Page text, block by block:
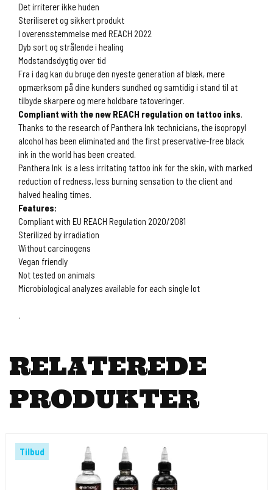
Det irriterer ikke huden
Steriliseret og sikkert produkt
I overensstemmelse med REACH 2022
Dyb sort og strålende i healing
Modstandsdygtig over tid
Fra i dag kan du bruge den nyeste generation af blæk, mere
opmærksom på dine kunders sundhed og samtidig i stand til at
tilbyde skarpere og mere holdbare tatoveringer.
Compliant with the new REACH regulation on tattoo inks
Thanks to the research of Panthera Ink technicians, the isopropyl
alcohol has been eliminated and the first preservative-free black
ink in the world has been created.
Panthera Ink is a less irritating tattoo ink for the skin, with marked
reduction of redness, less burning sensation to the client and
halved healing times.
Features:
Compliant with EU REACH Regulation 2020/2081
Sterilized by irradiation
Without carcinogens
Vegan friendly
Not tested on animals
Microbiological analyzes available for each single lot
RELATEREDE
PRODUKTER
Tilbud